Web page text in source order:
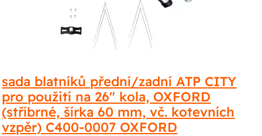
sada blatníků přední/zadní ATP CITY
pro použití na 26" kola, OXFORD
(stříbrné, šírka 60 mm, vč. kotevních
vzpěr) C400-0007 OXFORD